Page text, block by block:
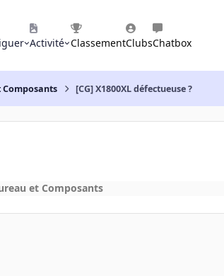
Activité ClassementClubsChatbox
[CG] X1800XL défectueuse ?
et Composants